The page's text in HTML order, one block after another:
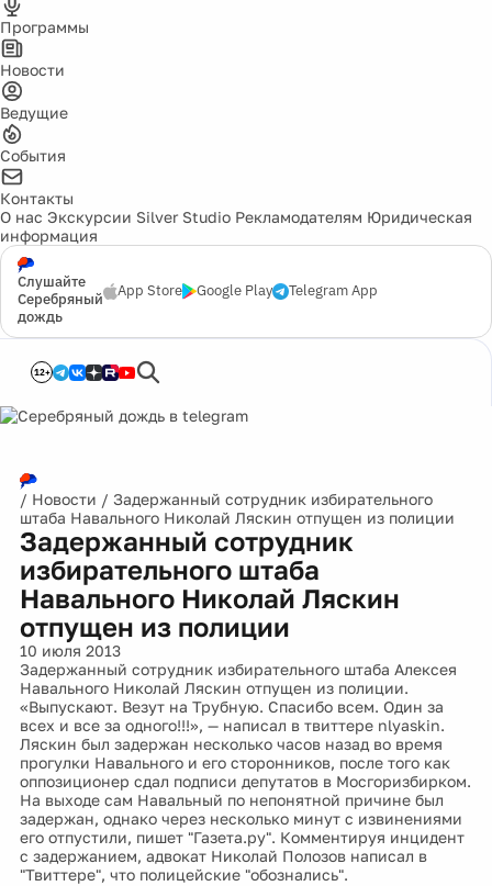
Программы
Новости
Ведущие
События
Контакты
О нас Экскурсии Silver Studio Рекламодателям Юридическая
информация
Слушайте
Серебряный
дождь
App Store Google Play Telegram App
12+
/ Новости / Задержанный сотрудник избирательного
штаба Навального Николай Ляскин отпущен из полиции
Задержанный сотрудник
избирательного штаба
Навального Николай Ляскин
отпущен из полиции
10 июля 2013
Задержанный сотрудник избирательного штаба Алексея
Навального Николай Ляскин отпущен из полиции.
«Выпускают. Везут на Трубную. Спасибо всем. Один за
всех и все за одного!!!», — написал в твиттере nlyaskin.
Ляскин был задержан несколько часов назад во время
прогулки Навального и его сторонников, после того как
оппозиционер сдал подписи депутатов в Мосгоризбирком.
На выходе сам Навальный по непонятной причине был
задержан, однако через несколько минут с извинениями
его отпустили, пишет "Газета.ру". Комментируя инцидент
с задержанием, адвокат Николай Полозов написал в
"Твиттере", что полицейские "обознались".